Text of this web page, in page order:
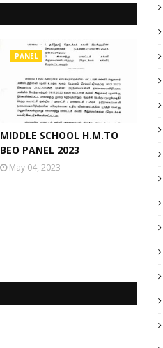
PANEL
MIDDLE SCHOOL H.M.TO
BEO PANEL 2023
May 04, 2023